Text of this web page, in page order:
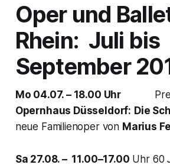
Oper und
Rhein: Juli bis
September
Mo 04.07. – 18.00 Uhr
Opernhaus Düsseldorf: Die
neue Familienoper von Marius
Sa 27.08. – 11.00–17.00 Uhr 60